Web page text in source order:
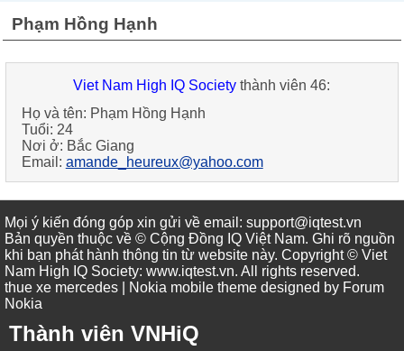
Phạm Hồng Hạnh
Viet Nam High IQ Society thành viên 46:
Họ và tên: Phạm Hồng Hạnh
Tuổi: 24
Nơi ở: Bắc Giang
Email: amande_heureux@yahoo.com
Mọi ý kiến đóng góp xin gửi về email: support@iqtest.vn
Bản quyền thuộc về © Cộng Đồng IQ Việt Nam. Ghi rõ nguồn
khi bạn phát hành thông tin từ website này. Copyright © Viet
Nam High IQ Society: www.iqtest.vn. All rights reserved.
thue xe mercedes | Nokia mobile theme designed by Forum
Nokia
Thành viên VNHiQ